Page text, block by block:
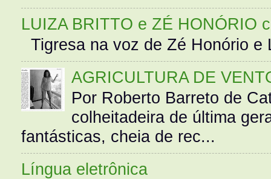
LUIZA BRITTO e ZÉ HONÓRIO
Tigresa na voz de Zé Honório
AGRICULTURA DE
Por Roberto Barreto de
colheitadeira de última
fantásticas, cheia de rec...
Língua eletrônica